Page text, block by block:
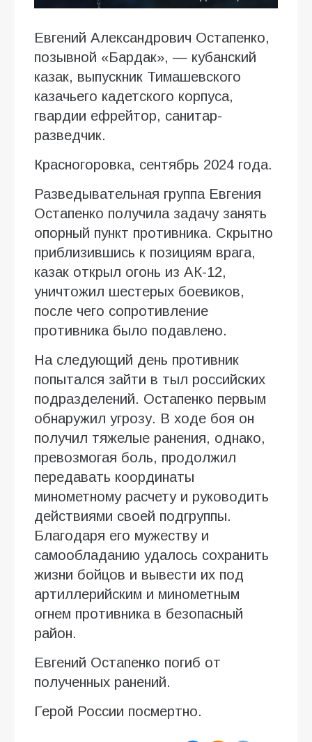
Евгений Александрович Остапенко,
позывной «Бардак», — кубанский
казак, выпускник Тимашевского
казачьего кадетского корпуса,
гвардии ефрейтор, санитар-
разведчик.
Красногоровка, сентябрь 2024 года.
Разведывательная группа Евгения
Остапенко получила задачу занять
опорный пункт противника. Скрытно
приблизившись к позициям врага,
казак открыл огонь из АК-12,
уничтожил шестерых боевиков,
после чего сопротивление
противника было подавлено.
На следующий день противник
попытался зайти в тыл российских
подразделений. Остапенко первым
обнаружил угрозу. В ходе боя он
получил тяжелые ранения, однако,
превозмогая боль, продолжил
передавать координаты
минометному расчету и руководить
действиями своей подгруппы.
Благодаря его мужеству и
самообладанию удалось сохранить
жизни бойцов и вывести их под
артиллерийским и минометным
огнем противника в безопасный
район.
Евгений Остапенко погиб от
полученных ранений.
Герой России посмертно.